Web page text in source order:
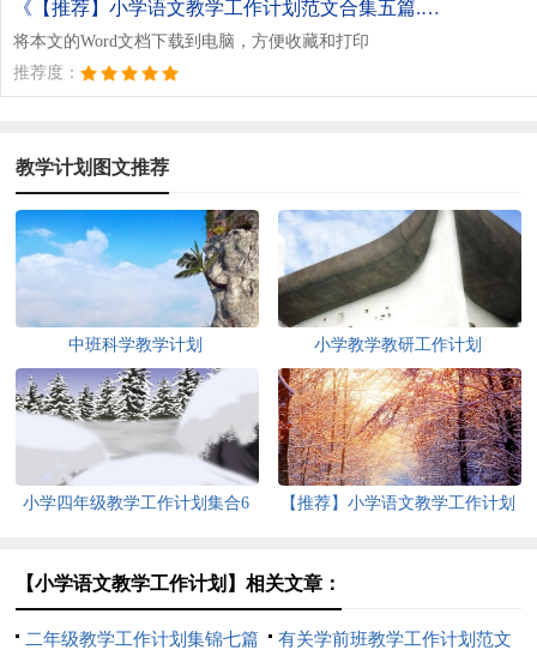
《【推荐】小学语文教学工作计划范文合集五篇.doc》
将本文的Word文档下载到电脑，方便收藏和打印
推荐度：
教学计划图文推荐
中班科学教学计划 小学教学教研工作计划
小学四年级教学工作计划集合6
【推荐】小学语文教学工作计划
【小学语文教学工作计划】相关文章：
二年级教学工作计划集锦七篇
有关学前班教学工作计划范文